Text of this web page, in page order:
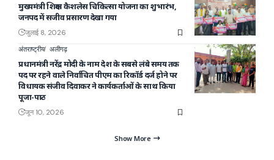
मुख्यमंत्री शिक्षक कैशलेस चिकित्सा योजना का शुभारंभ,
जनपद में सजीव प्रसारण देखा गया
जुलाई 8, 2026
अंतराष्ट्रीय अलीगढ़
प्रधानमंत्री नरेंद्र मोदी के नाम देश के सबसे लंबे समय तक
पद पर रहने वाले निर्वाचित पीएम का रिकॉर्ड दर्ज होने पर
विधायक संजीव दिवाकर ने कार्यकर्ताओं के साथ किया
पूजा-पाठ
जून 10, 2026
Show More